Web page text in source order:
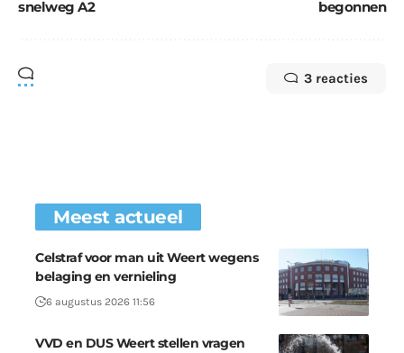
snelweg A2 begonnen
3 reacties
Meest actueel
Celstraf voor man uit Weert wegens
belaging en vernieling
6 augustus 2026 11:56
VVD en DUS Weert stellen vragen